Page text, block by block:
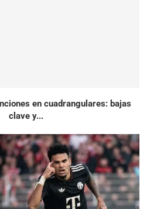
en cuadrangulares: bajas
clave y...